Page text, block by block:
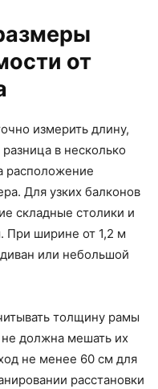
от
измерить длину,
в несколько
расположение
Для узких балконов
складные столики и
При ширине от 1,2 м
или небольшой
толщину рамы
должна мешать их
не менее 60 см для
расстановки